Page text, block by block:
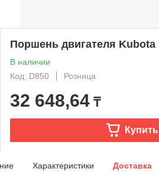
Поршень двигателя Kubota
В наличии
Код: D850
Розница
32 648,64 ₸
Купить
Характеристики Доставка